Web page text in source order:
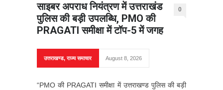
साइबर अपराध नियंत्रण में उत्तराखंड
पुलिस की बड़ी उपलब्धि, PMO की
PRAGATI समीक्षा में टॉप-5 में जगह
0
उत्तराखण्ड,राज्य समाचार August 8, 2026
“PMO की PRAGATI समीक्षा में उत्तराखण्ड पुलिस की बड़ी